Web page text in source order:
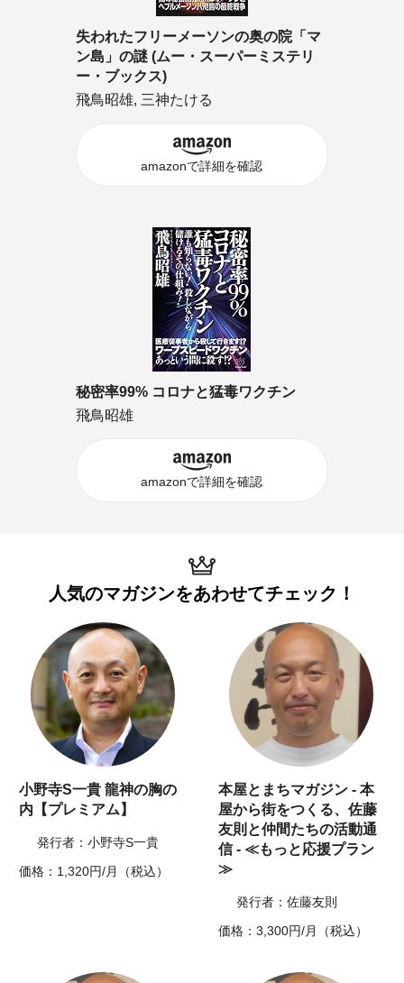
失われたフリーメーソンの奥の院「マ
ン島」の謎 (ムー・スーパーミステリ
ー・ブックス)
飛鳥昭雄, 三神たける
amazonで詳細を確認
秘密率99% コロナと猛毒ワクチン
飛鳥昭雄
amazonで詳細を確認
人気のマガジンをあわせてチェック！
小野寺S一貴 龍神の胸の
内【プレミアム】
発行者：小野寺S一貴
価格：1,320円/月（税込）
本屋とまちマガジン - 本
屋から街をつくる、佐藤
友則と仲間たちの活動通
信 - ≪もっと応援プラン
≫
発行者：佐藤友則
価格：3,300円/月（税込）